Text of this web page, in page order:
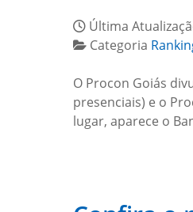
Última
Categoria
O Procon Goiás
presenciais) e o
lugar, aparece o